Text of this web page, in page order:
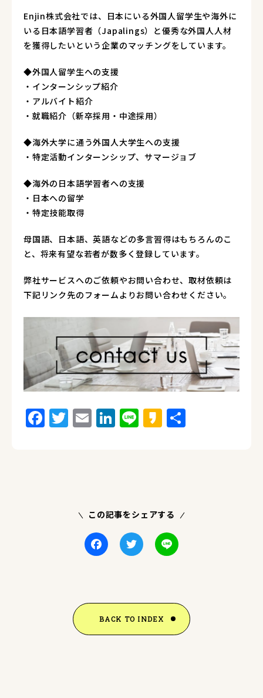
Enjin株式会社では、日本にいる外国人留学生や海外に
いる日本語学習者（Japalings）と優秀な外国人人材
を獲得したいという企業のマッチングをしています。
◆外国人留学生への支援
・インターンシップ紹介
・アルバイト紹介
・就職紹介（新卒採用・中途採用）
◆海外大学に通う外国人大学生への支援
・特定活動インターンシップ、サマージョブ
◆海外の日本語学習者への支援
・日本への留学
・特定技能取得
母国語、日本語、英語などの多言習得はもちろんのこ
と、将来有望な若者が数多く登録しています。
弊社サービスへのご依頼やお問い合わせ、取材依頼は
下記リンク先のフォームよりお問い合わせください。
Facebook
Twitter
EmailLinkedIn
LineKakao
この記事をシェアする
FacebookTwitter
BACK TO INDEX